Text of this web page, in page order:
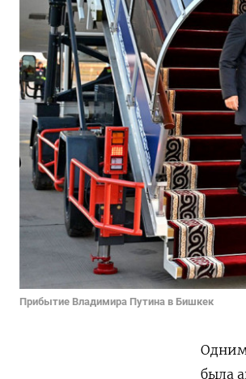
Прибытие Владимира Путина в Бишкек
Одним
была